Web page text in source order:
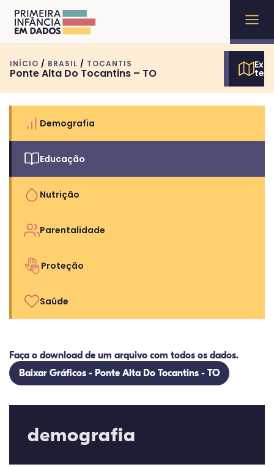
INÍCIO / BRASIL / TOCANTIS
Ponte Alta Do Tocantins – TO
Demografia
Educação
Nutrição
Parentalidade
Proteção
Saúde
Faça o download de um arquivo com todos os dados.
Baixar Gráficos - Ponte Alta Do Tocantins - TO
demografia